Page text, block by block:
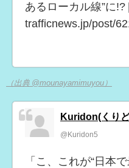
あるローカル線”に!?
trafficnews.jp/post/
（出典 @mounayamimuyou）
Kuridon(くり
@Kuridon5
「こ、これが“日本